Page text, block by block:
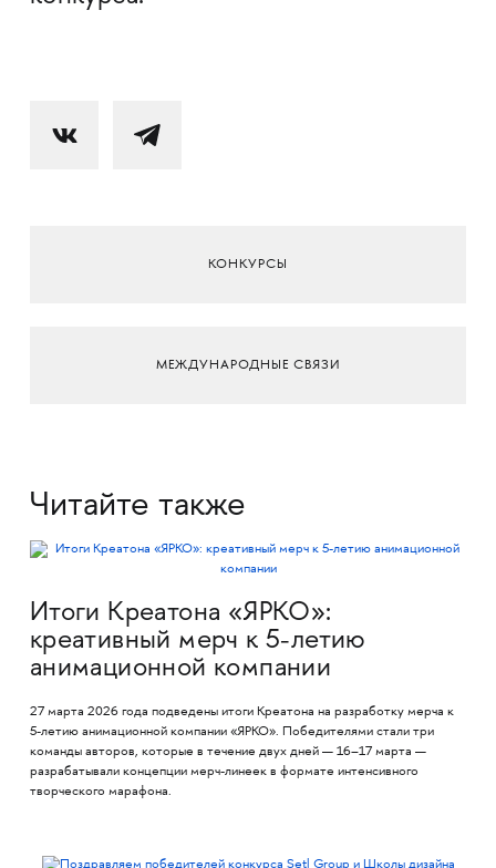
КОНКУРСЫ
МЕЖДУНАРОДНЫЕ СВЯЗИ
Читайте также
Итоги Креатона «ЯРКО»:
креативный мерч к 5-летию
анимационной компании
27 марта 2026 года подведены итоги Креатона на разработку мерча к
5-летию анимационной компании «ЯРКО». Победителями стали три
команды авторов, которые в течение двух дней — 16–17 марта —
разрабатывали концепции мерч-линеек в формате интенсивного
творческого марафона.